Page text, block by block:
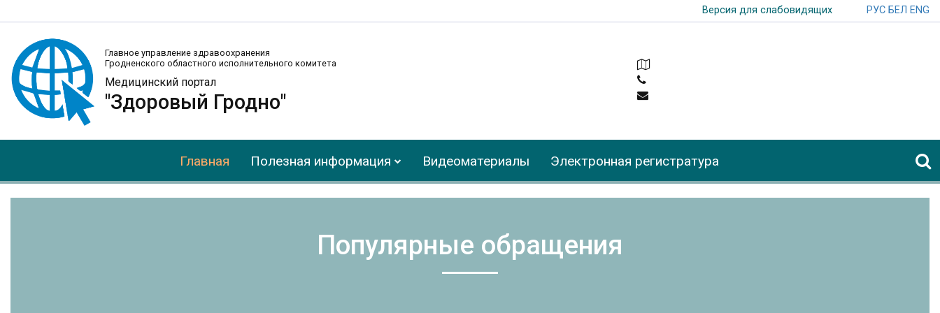
Версия для слабовидящих РУС БЕЛ ENG
Главное управление здравоохранения
Гродненского областного исполнительного комитета
Медицинский портал
"Здоровый Гродно"
Главная Полезная информация Видеоматериалы Электронная регистратура
Популярные обращения